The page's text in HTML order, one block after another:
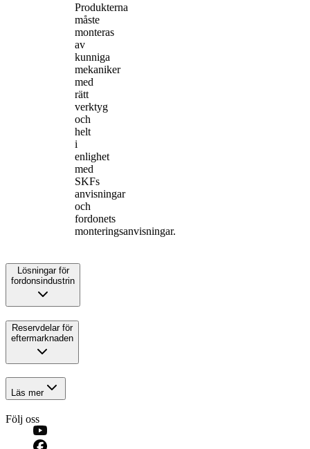
Produkterna
måste
monteras
av
kunniga
mekaniker
med
rätt
verktyg
och
helt
i
enlighet
med
SKFs
anvisningar
och
fordonets
monteringsanvisningar.
Lösningar för
fordonsindustrin
Reservdelar för
eftermarknaden
Läs mer
Följ oss